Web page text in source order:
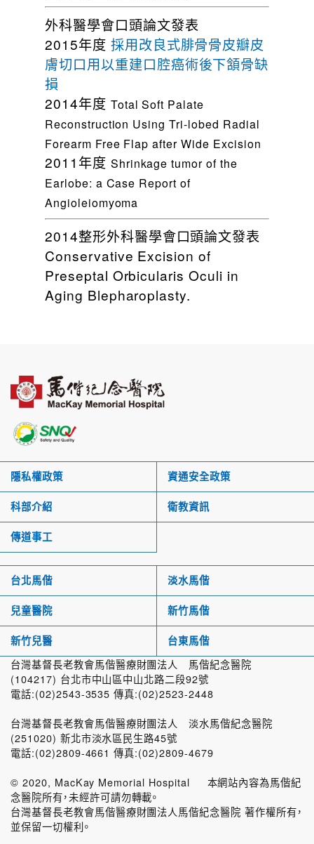
外科醫學會口頭論文發表
2015年度 採用改良式腓骨骨皮瓣皮
膚切口用以重建口腔癌術後下頷骨缺
損
2014年度 Total Soft Palate
Reconstruction Using Tri-lobed Radial
Forearm Free Flap after Wide Excision
2011年度 Shrinkage tumor of the
Earlobe: a Case Report of
Angioleiomyoma
2014整形外科醫學會口頭論文發表
Conservative Excision of
Preseptal Orbicularis Oculi in
Aging Blepharoplasty.
隱私權政策 資通安全政策
科部介紹 衛教資訊
傳道事工
台北馬偕 淡水馬偕
兒童醫院 新竹馬偕
新竹兒醫 台東馬偕
台灣基督長老教會馬偕醫療財團法人 馬偕紀念醫院
(104217) 台北市中山區中山北路二段92號
電話:(02)2543-3535 傳真:(02)2523-2448
台灣基督長老教會馬偕醫療財團法人 淡水馬偕紀念醫院
(251020) 新北市淡水區民生路45號
電話:(02)2809-4661 傳真:(02)2809-4679
© 2020, MacKay Memorial Hospital 本網站內容為馬偕紀
念醫院所有，未經許可請勿轉載。
台灣基督長老教會馬偕醫療財團法人馬偕紀念醫院 著作權所有，
並保留一切權利。